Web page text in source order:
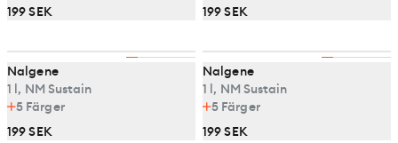
199 SEK
199 SEK
Nalgene
1 l, NM Sustain
5 Färger
199 SEK
Nalgene
1 l, NM Sustain
5 Färger
199 SEK